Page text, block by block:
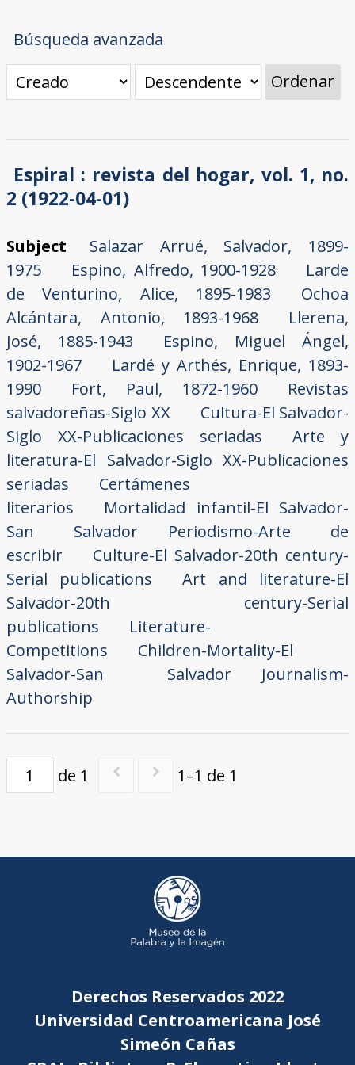
Búsqueda avanzada
Ordenar
Espiral : revista del hogar, vol. 1, no.
2 (1922-04-01)
Subject
Salazar Arrué, Salvador, 1899-
1975
Espino, Alfredo, 1900-1928
Larde
de Venturino, Alice, 1895-1983
Ochoa
Alcántara, Antonio, 1893-1968
Llerena,
José, 1885-1943
Espino, Miguel Ángel,
1902-1967
Lardé y Arthés, Enrique, 1893-
1990
Fort, Paul, 1872-1960
Revistas
salvadoreñas-Siglo XX
Cultura-El Salvador-
Siglo XX-Publicaciones seriadas
Arte y
literatura-El Salvador-Siglo XX-Publicaciones
seriadas
Certámenes
literarios
Mortalidad infantil-El Salvador-
San Salvador
Periodismo-Arte de
escribir
Culture-El Salvador-20th century-
Serial publications
Art and literature-El
Salvador-20th century-Serial
publications
Literature-
Competitions
Children-Mortality-El
Salvador-San Salvador
Journalism-
Authorship
de 1 1–1 de 1
Derechos Reservados 2022
Universidad Centroamericana José
Simeón Cañas